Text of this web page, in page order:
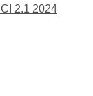
2.1 2024